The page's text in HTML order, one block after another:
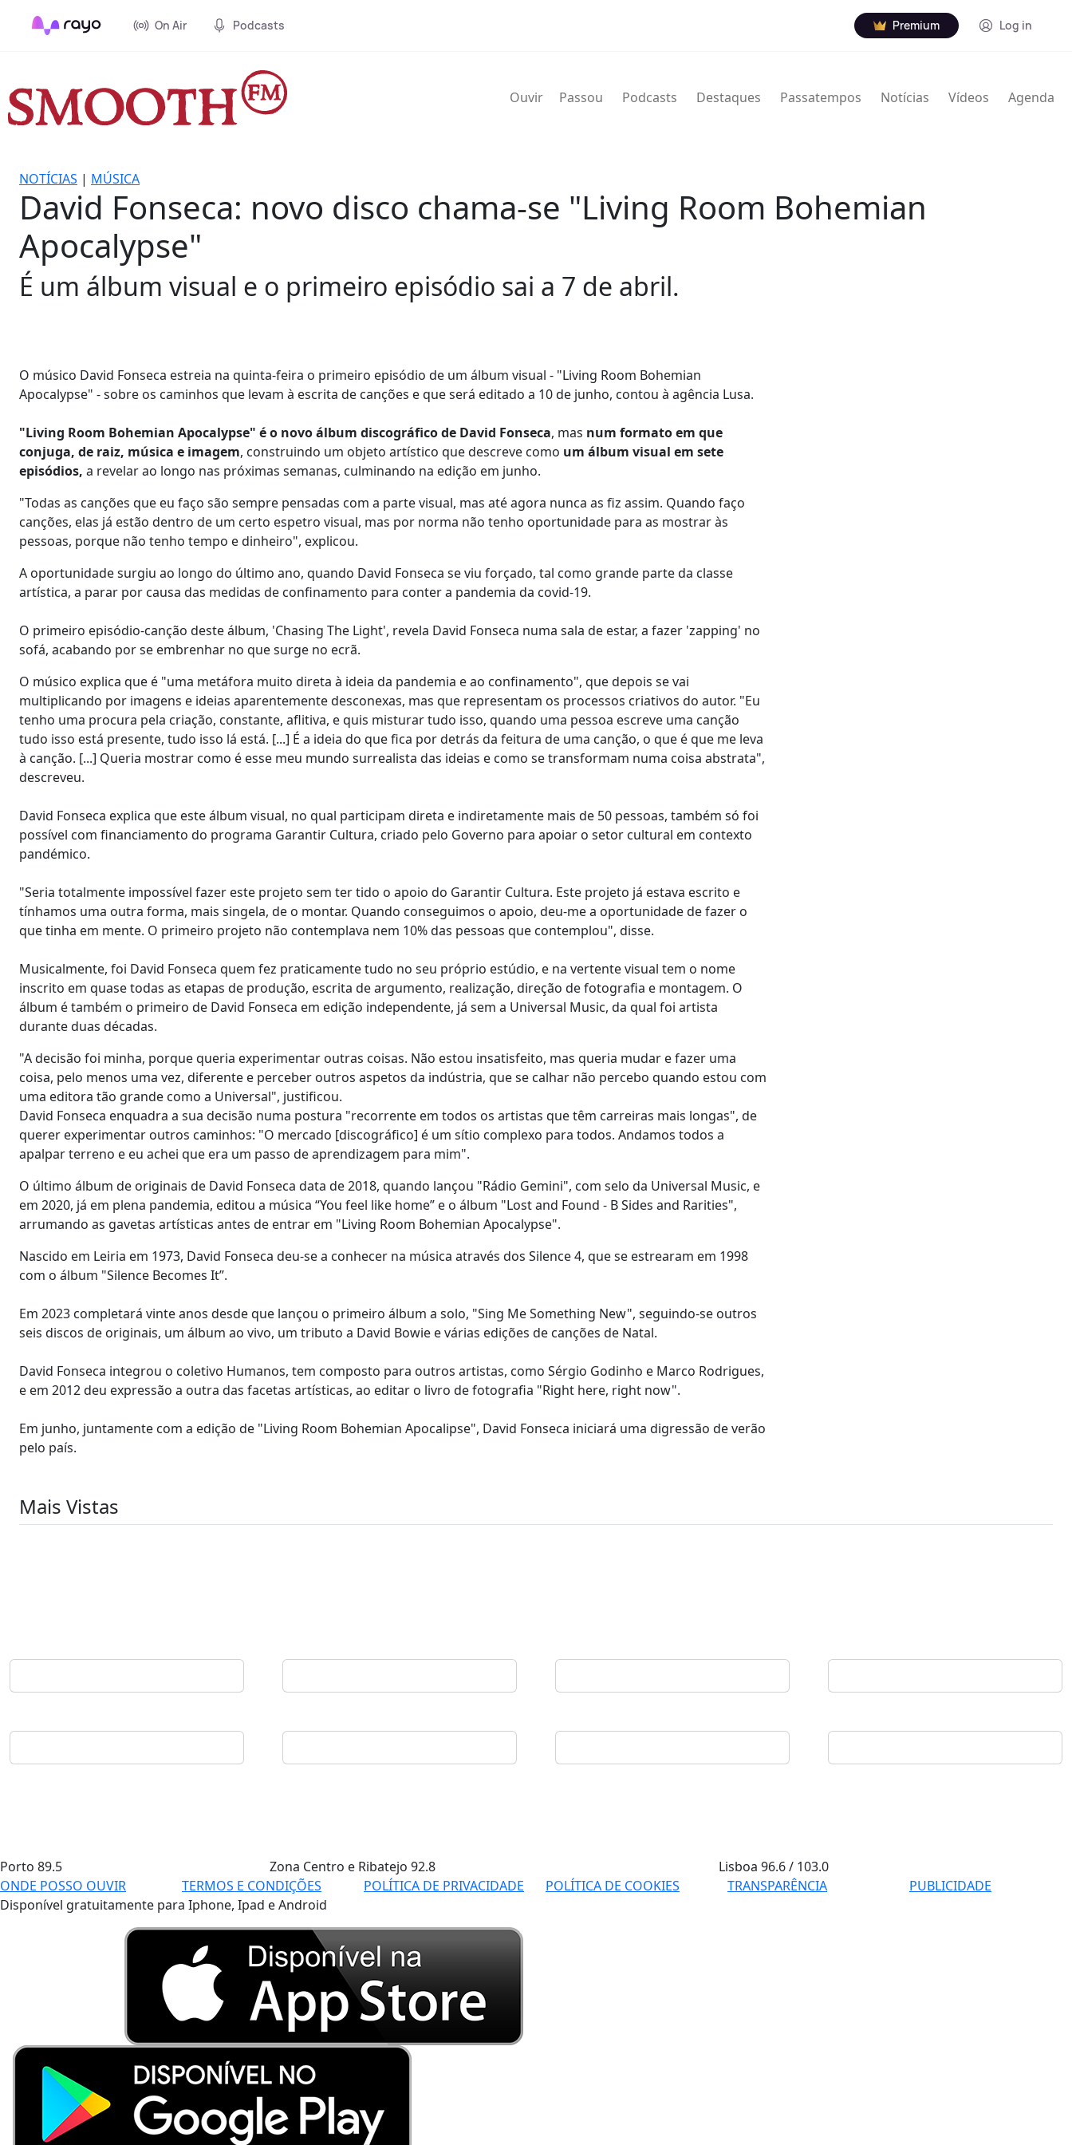
On Air Podcasts Premium Log in
Ouvir Passou Podcasts Destaques Passatempos Notícias Vídeos Agenda
NOTÍCIAS | MÚSICA
David Fonseca: novo disco chama-se "Living Room Bohemian
Apocalypse"
É um álbum visual e o primeiro episódio sai a 7 de abril.
O músico David Fonseca estreia na quinta-feira o primeiro episódio de um álbum visual - "Living Room Bohemian
Apocalypse" - sobre os caminhos que levam à escrita de canções e que será editado a 10 de junho, contou à agência Lusa.
"Living Room Bohemian Apocalypse" é o novo álbum discográfico de David Fonseca, mas num formato em que
conjuga, de raiz, música e imagem, construindo um objeto artístico que descreve como um álbum visual em sete
episódios, a revelar ao longo nas próximas semanas, culminando na edição em junho.
"Todas as canções que eu faço são sempre pensadas com a parte visual, mas até agora nunca as fiz assim. Quando faço
canções, elas já estão dentro de um certo espetro visual, mas por norma não tenho oportunidade para as mostrar às
pessoas, porque não tenho tempo e dinheiro", explicou.
A oportunidade surgiu ao longo do último ano, quando David Fonseca se viu forçado, tal como grande parte da classe
artística, a parar por causa das medidas de confinamento para conter a pandemia da covid-19.
O primeiro episódio-canção deste álbum, 'Chasing The Light', revela David Fonseca numa sala de estar, a fazer 'zapping' no
sofá, acabando por se embrenhar no que surge no ecrã.
O músico explica que é "uma metáfora muito direta à ideia da pandemia e ao confinamento", que depois se vai
multiplicando por imagens e ideias aparentemente desconexas, mas que representam os processos criativos do autor. "Eu
tenho uma procura pela criação, constante, aflitiva, e quis misturar tudo isso, quando uma pessoa escreve uma canção
tudo isso está presente, tudo isso lá está. [...] É a ideia do que fica por detrás da feitura de uma canção, o que é que me leva
à canção. [...] Queria mostrar como é esse meu mundo surrealista das ideias e como se transformam numa coisa abstrata",
descreveu.
David Fonseca explica que este álbum visual, no qual participam direta e indiretamente mais de 50 pessoas, também só foi
possível com financiamento do programa Garantir Cultura, criado pelo Governo para apoiar o setor cultural em contexto
pandémico.
"Seria totalmente impossível fazer este projeto sem ter tido o apoio do Garantir Cultura. Este projeto já estava escrito e
tínhamos uma outra forma, mais singela, de o montar. Quando conseguimos o apoio, deu-me a oportunidade de fazer o
que tinha em mente. O primeiro projeto não contemplava nem 10% das pessoas que contemplou", disse.
Musicalmente, foi David Fonseca quem fez praticamente tudo no seu próprio estúdio, e na vertente visual tem o nome
inscrito em quase todas as etapas de produção, escrita de argumento, realização, direção de fotografia e montagem. O
álbum é também o primeiro de David Fonseca em edição independente, já sem a Universal Music, da qual foi artista
durante duas décadas.
"A decisão foi minha, porque queria experimentar outras coisas. Não estou insatisfeito, mas queria mudar e fazer uma
coisa, pelo menos uma vez, diferente e perceber outros aspetos da indústria, que se calhar não percebo quando estou com
uma editora tão grande como a Universal", justificou.
David Fonseca enquadra a sua decisão numa postura "recorrente em todos os artistas que têm carreiras mais longas", de
querer experimentar outros caminhos: "O mercado [discográfico] é um sítio complexo para todos. Andamos todos a
apalpar terreno e eu achei que era um passo de aprendizagem para mim".
O último álbum de originais de David Fonseca data de 2018, quando lançou "Rádio Gemini", com selo da Universal Music, e
em 2020, já em plena pandemia, editou a música “You feel like home” e o álbum "Lost and Found - B Sides and Rarities",
arrumando as gavetas artísticas antes de entrar em "Living Room Bohemian Apocalypse".
Nascido em Leiria em 1973, David Fonseca deu-se a conhecer na música através dos Silence 4, que se estrearam em 1998
com o álbum "Silence Becomes It”.
Em 2023 completará vinte anos desde que lançou o primeiro álbum a solo, "Sing Me Something New", seguindo-se outros
seis discos de originais, um álbum ao vivo, um tributo a David Bowie e várias edições de canções de Natal.
David Fonseca integrou o coletivo Humanos, tem composto para outros artistas, como Sérgio Godinho e Marco Rodrigues,
e em 2012 deu expressão a outra das facetas artísticas, ao editar o livro de fotografia "Right here, right now".
Em junho, juntamente com a edição de "Living Room Bohemian Apocalipse", David Fonseca iniciará uma digressão de verão
pelo país.
Mais Vistas
Porto 89.5 Zona Centro e Ribatejo 92.8 Lisboa96.6 / 103.0
ONDE POSSO OUVIR
TERMOS E CONDIÇÕES POLÍTICA DE PRIVACIDADE POLÍTICA DE COOKIES TRANSPARÊNCIA
PUBLICIDADE
Disponível gratuitamente para Iphone, Ipad e Android